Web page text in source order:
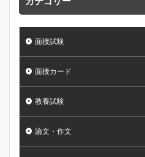
面接試験
面接カード
教養試験
論文・作文